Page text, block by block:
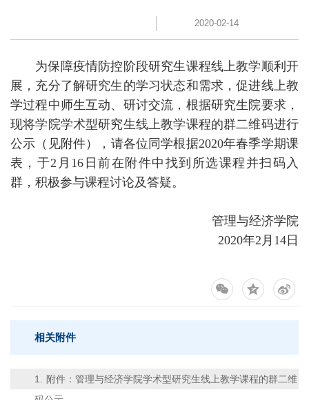
2020-02-14
为保障疫情防控阶段研究生课程线上教学顺利开
展，充分了解研究生的学习状态和需求，促进线上教
学过程中师生互动、研讨交流，根据研究生院要求，
现将学院学术型研究生线上教学课程的群二维码进行
公示（见附件），请各位同学根据2020年春季学期课
表，于2月16日前在附件中找到所选课程并扫码入
群，积极参与课程讨论及答疑。
管理与经济学院
2020年2月14日
相关附件
1. 附件：管理与经济学院学术型研究生线上教学课程的群二维
码公示